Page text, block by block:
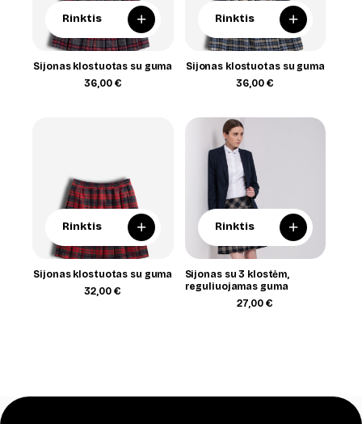
Rinktis +
Sijonas klostuotas su guma
36,00 €
Rinktis +
Sijonas klostuotas su guma
36,00€
Rinktis +
Sijonas klostuotas su guma
32,00€
Rinktis +
Sijonas su 3 klostėm,
reguliuojamas guma
27,00€